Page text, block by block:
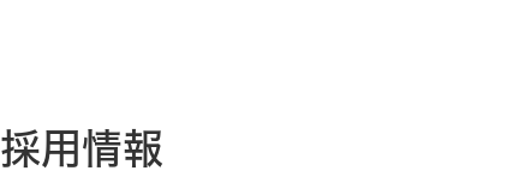
採用情報